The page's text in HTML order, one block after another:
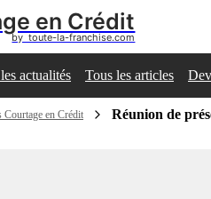
en Crédit
by  toute-la-franchise.com
actualités Tous les articles
Courtage en Crédit Réunion de